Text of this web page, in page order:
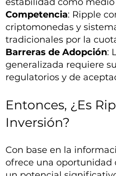
Competencia: Ripple
criptomonedas y
tradicionales por la
Barreras de Adopción:
generalizada requiere
regulatorios y de
Entonces, ¿Es
Inversión?
Con base en la
ofrece una oportunidad